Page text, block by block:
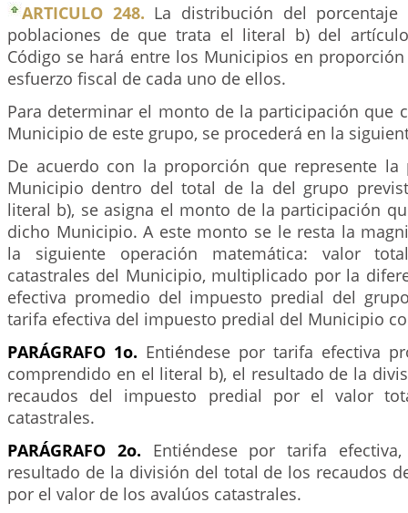
ARTICULO 248. La distribución del
poblaciones de que trata el literal b) del
Código se hará entre los Municipios en
esfuerzo fiscal de cada uno de ellos.
Para determinar el monto de la participación que
Municipio de este grupo, se procederá en la
De acuerdo con la proporción que represente la
Municipio dentro del total de la del grupo
literal b), se asigna el monto de la participación
dicho Municipio. A este monto se le resta la
la siguiente operación matemática: valor
catastrales del Municipio, multiplicado por la
efectiva promedio del impuesto predial del
tarifa efectiva del impuesto predial del Municipio
PARÁGRAFO 1o. Entiéndese por tarifa efectiva
comprendido en el literal b), el resultado de la
recaudos del impuesto predial por el valor
catastrales.
PARÁGRAFO 2o. Entiéndese por tarifa
resultado de la división del total de los recaudos
por el valor de los avalúos catastrales.